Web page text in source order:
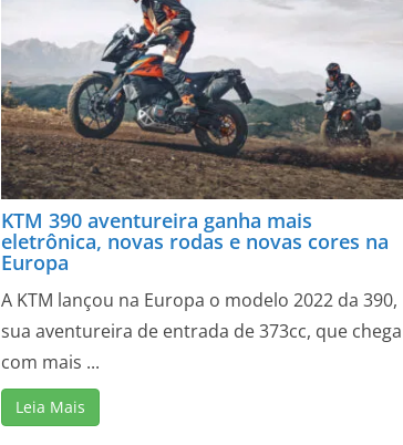
KTM 390 aventureira ganha mais
eletrônica, novas rodas e novas cores na
Europa
A KTM lançou na Europa o modelo 2022 da 390,
sua aventureira de entrada de 373cc, que chega
com mais ...
Leia Mais